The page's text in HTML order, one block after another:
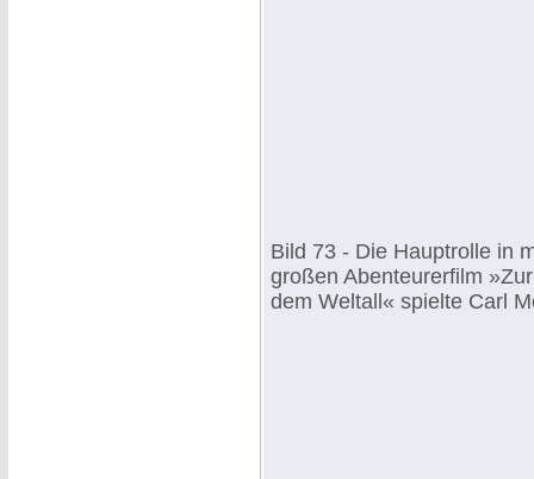
Bild 73 - Die Hauptrolle in
großen Abenteurerfilm
dem Weltall« spielte Carl